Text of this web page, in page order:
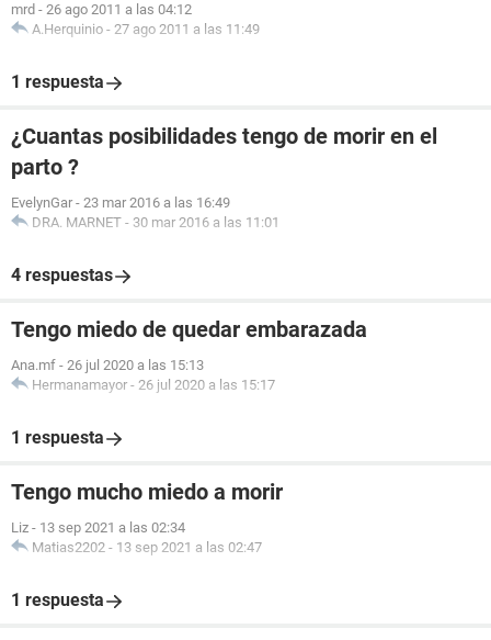
mrd - 26 ago 2011 a las 04:12
A.Herquinio - 27 ago 2011 a las 11:49
1 respuesta
¿Cuantas posibilidades tengo de morir en el
parto ?
EvelynGar - 23 mar 2016 a las 16:49
DRA. MARNET - 30 mar 2016 a las 11:01
4 respuestas
Tengo miedo de quedar embarazada
Ana.mf - 26 jul 2020 a las 15:13
Hermanamayor - 26 jul 2020 a las 15:17
1 respuesta
Tengo mucho miedo a morir
Liz - 13 sep 2021 a las 02:34
Matias2202 - 13 sep 2021 a las 02:47
1 respuesta